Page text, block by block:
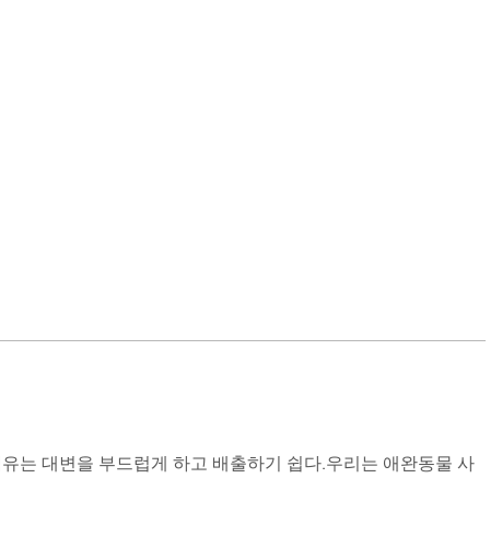
는 대변을 부드럽게 하고 배출하기 쉽다.우리는 애완동물 사